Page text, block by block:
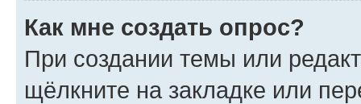
Как мне создать опрос?
При создании темы или
щёлкните на закладке или